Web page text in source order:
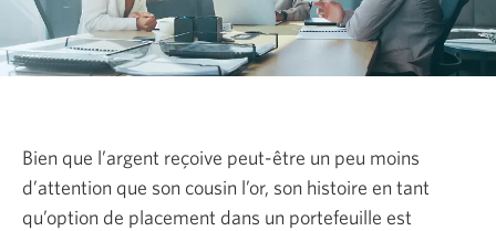
Bien que l’argent reçoive peut-être un peu moins
d’attention que son cousin l’or, son histoire en tant
qu’option de placement dans un portefeuille est